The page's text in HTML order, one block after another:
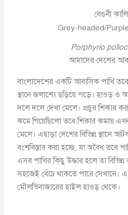
বেগুনী
Grey-headed/
Porphyrio
আমাদের দেশের
বাংলাদেশের একটি আবাসিক পাখি তবে
স্থানে জলাশ্যে ছড়িয়ে পড়ে। হাওড় ও
দলে দলে দেখা মেলে। প্রচুর শিকার
কমে গিয়েছিলো তবে শিকার কমায়
মেলে। এছাড়া দেশের বিভিন্ন স্থানে
বংশবিস্তার করা হচ্ছে, যা অবৈধ তবে
এসব পাখির কিছু উদ্ধার হলে তা
সহজেই বেঁচে থাকতে পারে সেখানে।
মৌলভিবাজারের হাইল হাওড় থেকে।